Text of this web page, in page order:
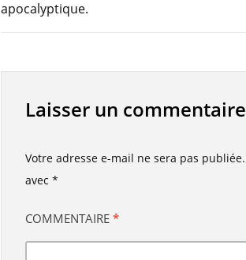
apocalyptique.
Laisser un commentaire
Votre adresse e-mail ne sera pas publiée.
avec *
COMMENTAIRE *